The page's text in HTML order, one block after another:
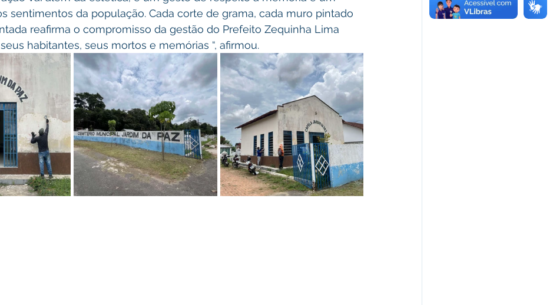
sentimentos da população. Cada corte de grama, cada muro pintado
reafirma o compromisso da gestão do Prefeito Zequinha Lima
habitantes, seus mortos e memórias “, afirmou.